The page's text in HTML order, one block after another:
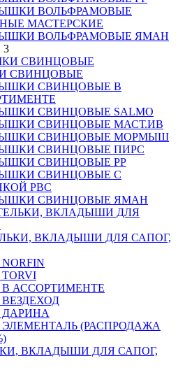
ВОЛЬФРАМОВЫЕ
МАСТЕРСКИЕ
ВОЛЬФРАМОВЫЕ ЯМАН
СВИНЦОВЫЕ
СВИНЦОВЫЕ В
СВИНЦОВЫЕ SALMO
СВИНЦОВЫЕ МАСТ.ИВ
СВИНЦОВЫЕ МОРМЫШ
СВИНЦОВЫЕ ПИРС
СВИНЦОВЫЕ РР
СВИНЦОВЫЕ С
РВС
СВИНЦОВЫЕ ЯМАН
ВКЛАДЫШИ ДЛЯ САПОГ,
В АССОРТИМЕНТЕ
ВЕЗДЕХОД
ДАРИНА
ЭЛЕМЕНТАЛЬ (РАСПРОДАЖА
ВКЛАДЫШИ ДЛЯ САПОГ,